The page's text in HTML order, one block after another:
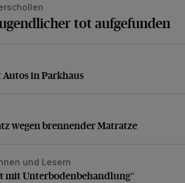
tot aufgefunden
in Parkhaus
in Parkhaus
wegen brennender Matratze
wegen brennender Matratze
mit Unterbodenbehandlung“
und Lesern
mit Unterbodenbehandlung“